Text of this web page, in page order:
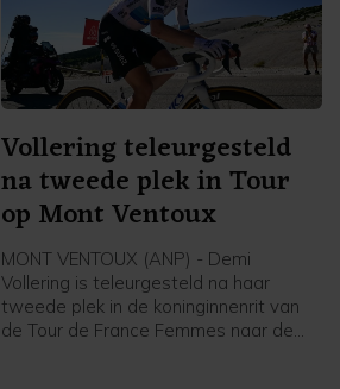
Vollering teleurgesteld
na tweede plek in Tour
op Mont Ventoux
MONT VENTOUX (ANP) - Demi
Vollering is teleurgesteld na haar
tweede plek in de koninginnenrit van
de Tour de France Femmes naar de